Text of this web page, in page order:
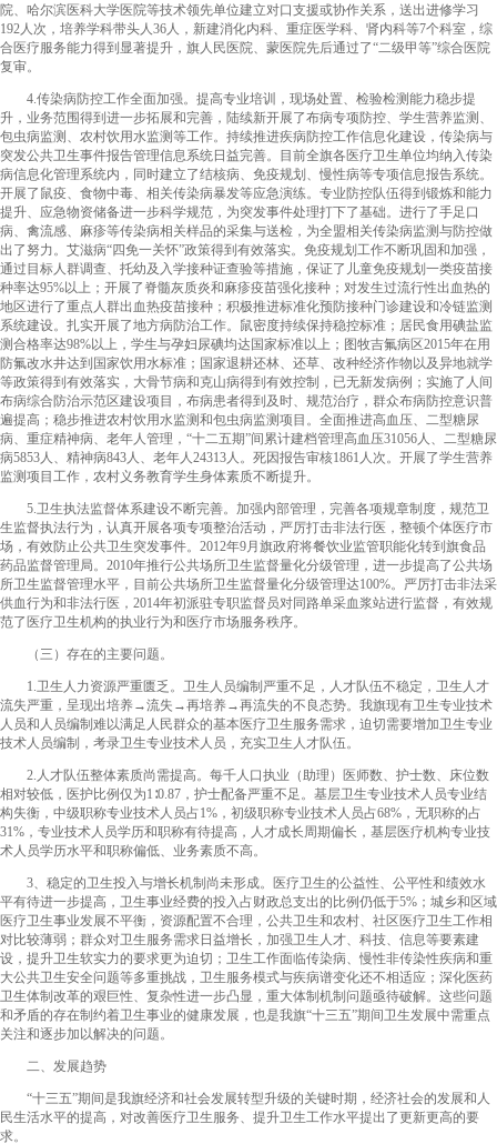
院、哈尔滨医科大学医院等技术领先单位建立对口支援或协作关系，送出进修学习
192人次，培养学科带头人36人，新建消化内科、重症医学科、肾内科等7个科室，综
合医疗服务能力得到显著提升，旗人民医院、蒙医院先后通过了“二级甲等”综合医院
复审。
4.传染病防控工作全面加强。提高专业培训，现场处置、检验检测能力稳步提
升，业务范围得到进一步拓展和完善，陆续新开展了布病专项防控、学生营养监测、
包虫病监测、农村饮用水监测等工作。持续推进疾病防控工作信息化建设，传染病与
突发公共卫生事件报告管理信息系统日益完善。目前全旗各医疗卫生单位均纳入传染
病信息化管理系统内，同时建立了结核病、免疫规划、慢性病等专项信息报告系统。
开展了鼠疫、食物中毒、相关传染病暴发等应急演练。专业防控队伍得到锻炼和能力
提升、应急物资储备进一步科学规范，为突发事件处理打下了基础。进行了手足口
病、禽流感、麻疹等传染病相关样品的采集与送检，为全盟相关传染病监测与防控做
出了努力。艾滋病“四免一关怀”政策得到有效落实。免疫规划工作不断巩固和加强，
通过目标人群调查、托幼及入学接种证查验等措施，保证了儿童免疫规划一类疫苗接
种率达95%以上；开展了脊髓灰质炎和麻疹疫苗强化接种；对发生过流行性出血热的
地区进行了重点人群出血热疫苗接种；积极推进标准化预防接种门诊建设和冷链监测
系统建设。扎实开展了地方病防治工作。鼠密度持续保持稳控标准；居民食用碘盐监
测合格率达98%以上，学生与孕妇尿碘均达国家标准以上；图牧吉氟病区2015年在用
防氟改水井达到国家饮用水标准；国家退耕还林、还草、改种经济作物以及异地就学
等政策得到有效落实，大骨节病和克山病得到有效控制，已无新发病例；实施了人间
布病综合防治示范区建设项目，布病患者得到及时、规范治疗，群众布病防控意识普
遍提高；稳步推进农村饮用水监测和包虫病监测项目。全面推进高血压、二型糖尿
病、重症精神病、老年人管理，“十二五期”间累计建档管理高血压31056人、二型糖尿
病5853人、精神病843人、老年人24313人。死因报告审核1861人次。开展了学生营养
监测项目工作，农村义务教育学生身体素质不断提升。
5.卫生执法监督体系建设不断完善。加强内部管理，完善各项规章制度，规范卫
生监督执法行为，认真开展各项专项整治活动，严厉打击非法行医，整顿个体医疗市
场，有效防止公共卫生突发事件。2012年9月旗政府将餐饮业监管职能化转到旗食品
药品监督管理局。2010年推行公共场所卫生监督量化分级管理，进一步提高了公共场
所卫生监督管理水平，目前公共场所卫生监督量化分级管理达100%。严厉打击非法采
供血行为和非法行医，2014年初派驻专职监督员对同路单采血浆站进行监督，有效规
范了医疗卫生机构的执业行为和医疗市场服务秩序。
（三）存在的主要问题。
1.卫生人力资源严重匮乏。卫生人员编制严重不足，人才队伍不稳定，卫生人才
流失严重，呈现出培养→流失→再培养→再流失的不良态势。我旗现有卫生专业技术
人员和人员编制难以满足人民群众的基本医疗卫生服务需求，迫切需要增加卫生专业
技术人员编制，考录卫生专业技术人员，充实卫生人才队伍。
2.人才队伍整体素质尚需提高。每千人口执业（助理）医师数、护士数、床位数
相对较低，医护比例仅为1∶0.87，护士配备严重不足。基层卫生专业技术人员专业结
构失衡，中级职称专业技术人员占1%，初级职称专业技术人员占68%，无职称的占
31%，专业技术人员学历和职称有待提高，人才成长周期偏长，基层医疗机构专业技
术人员学历水平和职称偏低、业务素质不高。
3、稳定的卫生投入与增长机制尚未形成。医疗卫生的公益性、公平性和绩效水
平有待进一步提高，卫生事业经费的投入占财政总支出的比例仍低于5%；城乡和区域
医疗卫生事业发展不平衡，资源配置不合理，公共卫生和农村、社区医疗卫生工作相
对比较薄弱；群众对卫生服务需求日益增长，加强卫生人才、科技、信息等要素建
设，提升卫生软实力的要求更为迫切；卫生工作面临传染病、慢性非传染性疾病和重
大公共卫生安全问题等多重挑战，卫生服务模式与疾病谱变化还不相适应；深化医药
卫生体制改革的艰巨性、复杂性进一步凸显，重大体制机制问题亟待破解。这些问题
和矛盾的存在制约着卫生事业的健康发展，也是我旗“十三五”期间卫生发展中需重点
关注和逐步加以解决的问题。
二、发展趋势
“十三五”期间是我旗经济和社会发展转型升级的关键时期，经济社会的发展和人
民生活水平的提高，对改善医疗卫生服务、提升卫生工作水平提出了更新更高的要
求。